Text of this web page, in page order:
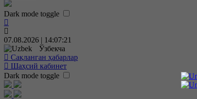
Dark mode toggle
07.08.2026 | 14:07:22
Ўзбекча
Сақланган ҳабарлар
Шаҳсий кабинет
Dark mode toggle